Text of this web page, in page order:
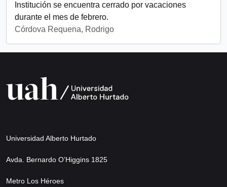
Institución se encuentra cerrado por vacaciones
durante el mes de febrero.
Córdova Requena, Rodrigo
Universidad Alberto Hurtado
Avda. Bernardo O’Higgins 1825
Metro Los Héroes